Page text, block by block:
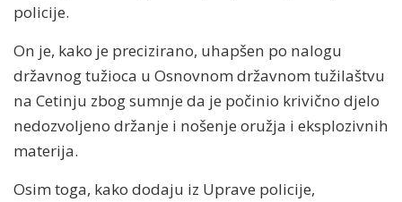
policije.
On je, kako je precizirano, uhapšen po nalogu
državnog tužioca u Osnovnom državnom tužilaštvu
na Cetinju zbog sumnje da je počinio krivično djelo
nedozvoljeno držanje i nošenje oružja i eksplozivnih
materija.
Osim toga, kako dodaju iz Uprave policije,